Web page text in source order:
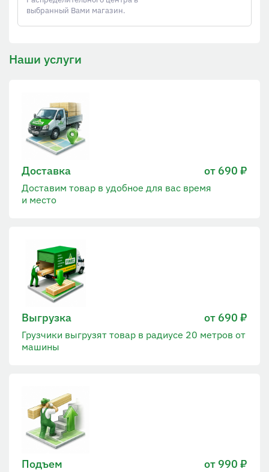
выбранный Вами магазин.
Наши услуги
Доставка от 690 ₽
Доставим товар в удобное для вас время
и место
Выгрузка от 690 ₽
Грузчики выгрузят товар в радиусе 20 метров от
машины
Подъем от 990 ₽